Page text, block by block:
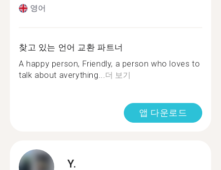
영어
찾고 있는 언어 교환 파트너
A happy person, Friendly, a person who loves to
talk about averything...더 보기
앱 다운로드
Y.